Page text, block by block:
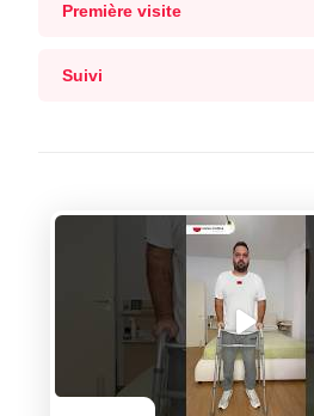
Première visite
Suivi